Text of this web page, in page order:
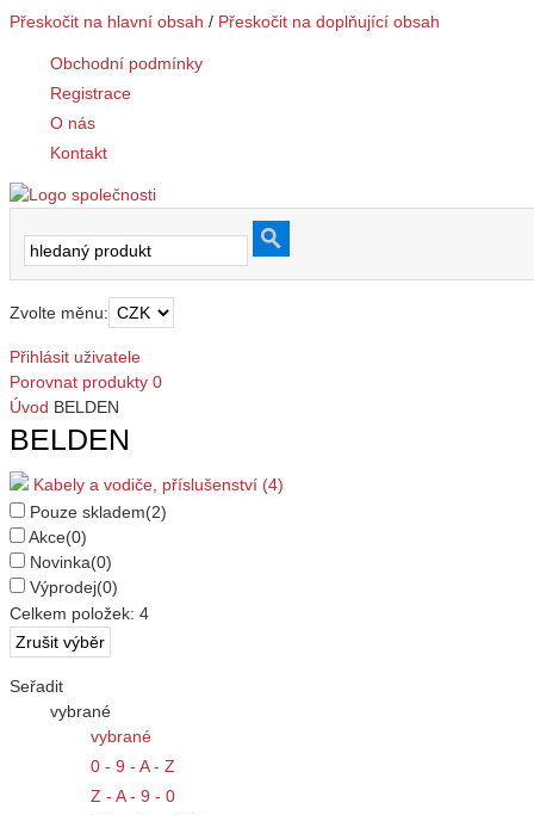
Přeskočit na hlavní obsah / Přeskočit na doplňující obsah
Obchodní podmínky
Registrace
O nás
Kontakt
Zvolte měnu:
Přihlásit uživatele
Porovnat produkty 0
Úvod BELDEN
BELDEN
Kabely a vodiče, příslušenství (4)
Pouze skladem(2)
Akce(0)
Novinka(0)
Výprodej(0)
Celkem položek: 4
Seřadit
vybrané
vybrané
0 - 9 - A - Z
Z - A - 9 - 0